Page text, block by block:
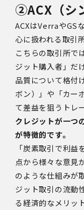
②ACX （
ACXはVerraやGS
心に扱われる取引
こちらの取引所で
ジット購入者」だ
品質について格付
ボン）」や「カー
て差益を狙うトレ
クレジットが一つ
が特徴的です。
「炭素取引で利
点から様々な意見
のような仕組みが
ジット取引の流動
る経済的なメリッ